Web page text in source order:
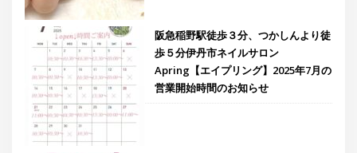
阪急稲野駅徒歩３分、つかしんより徒
歩５分伊丹市ネイルサロン
Apring【エイプリング】2025年7月の
営業開始時間のお知らせ